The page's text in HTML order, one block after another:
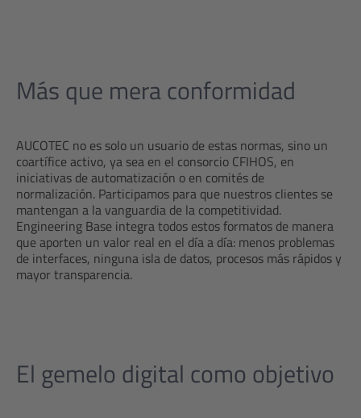
Más que mera conformidad
AUCOTEC no es solo un usuario de estas normas, sino un
coartífice activo, ya sea en el consorcio CFIHOS, en
iniciativas de automatización o en comités de
normalización. Participamos para que nuestros clientes se
mantengan a la vanguardia de la competitividad.
Engineering Base integra todos estos formatos de manera
que aporten un valor real en el día a día: menos problemas
de interfaces, ninguna isla de datos, procesos más rápidos y
mayor transparencia.
El gemelo digital como objetivo